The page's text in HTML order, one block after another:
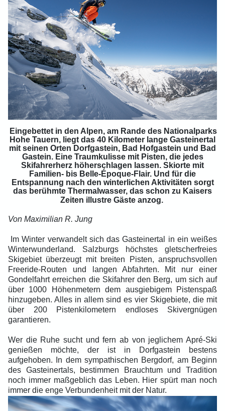
Eingebettet in den Alpen, am Rande des Nationalparks
Hohe Tauern, liegt das 40 Kilometer lange Gasteinertal
mit seinen Orten Dorfgastein, Bad Hofgastein und Bad
Gastein. Eine Traumkulisse mit Pisten, die jedes
Skifahrerherz höherschlagen lassen. Skiorte mit
Familien- bis Belle-Époque-Flair. Und für die
Entspannung nach den winterlichen Aktivitäten sorgt
das berühmte Thermalwasser, das schon zu Kaisers
Zeiten illustre Gäste anzog.
Von Maximilian R. Jung
Im Winter verwandelt sich das Gasteinertal in ein weißes
Winterwunderland. Salzburgs höchstes gletscherfreies
Skigebiet überzeugt mit breiten Pisten, anspruchsvollen
Freeride-Routen und langen Abfahrten. Mit nur einer
Gondelfahrt erreichen die Skifahrer den Berg, um sich auf
über 1000 Höhenmetern dem ausgiebigem Pistenspaß
hinzugeben. Alles in allem sind es vier Skigebiete, die mit
über 200 Pistenkilometern endloses Skivergnügen
garantieren.
Wer die Ruhe sucht und fern ab von jeglichem Apré-Ski
genießen möchte, der ist in Dorfgastein bestens
aufgehoben. In dem sympathischen Bergdorf, am Beginn
des Gasteinertals, bestimmen Brauchtum und Tradition
noch immer maßgeblich das Leben. Hier spürt man noch
immer die enge Verbundenheit mit der Natur.